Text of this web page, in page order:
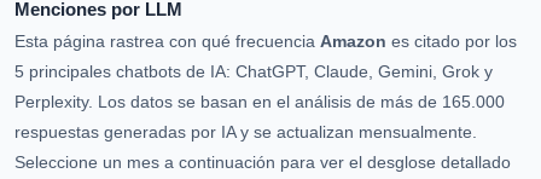
Menciones por LLM
Esta página rastrea con qué frecuencia Amazon es citado por los
5 principales chatbots de IA: ChatGPT, Claude, Gemini, Grok y
Perplexity. Los datos se basan en el análisis de más de 165.000
respuestas generadas por IA y se actualizan mensualmente.
Seleccione un mes a continuación para ver el desglose detallado